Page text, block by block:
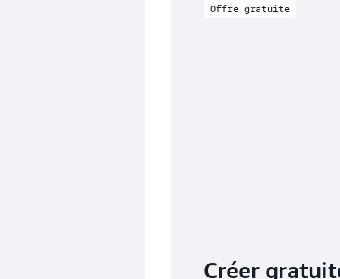
Offre gratuite
Créer